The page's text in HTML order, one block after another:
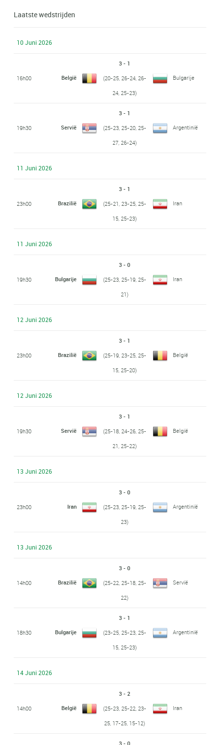
Laatste wedstrijden
10 Juni 2026
16h00 België
3 - 1
(20-25, 26-24, 26-
24, 25-23)
Bulgarije
19h30 Servië
3 - 1
(25-23, 25-20, 25-
27, 26-24)
Argentinië
11 Juni 2026
23h00 Brazilië
3 - 1
(25-21, 23-25, 25-
15, 25-23)
Iran
11 Juni 2026
19h30 Bulgarije
3 - 0
(25-23, 25-19, 25-
21)
Iran
12 Juni 2026
23h00 Brazilië
3 - 1
(25-19, 23-25, 25-
15, 25-20)
België
12 Juni 2026
19h30 Servië
3 - 1
(25-18, 24-26, 25-
21, 25-22)
België
13 Juni 2026
23h00 Iran
3 - 0
(25-23, 25-19, 25-
23)
Argentinië
13 Juni 2026
14h00 Brazilië
3 - 0
(25-22, 25-18, 25-
22)
Servië
18h30 Bulgarije
3 - 1
(23-25, 25-23, 25-
15, 25-23)
Argentinië
14 Juni 2026
14h00 België
3 - 2
(25-23, 25-22, 23-
25, 17-25, 15-12)
Iran
3 - 0